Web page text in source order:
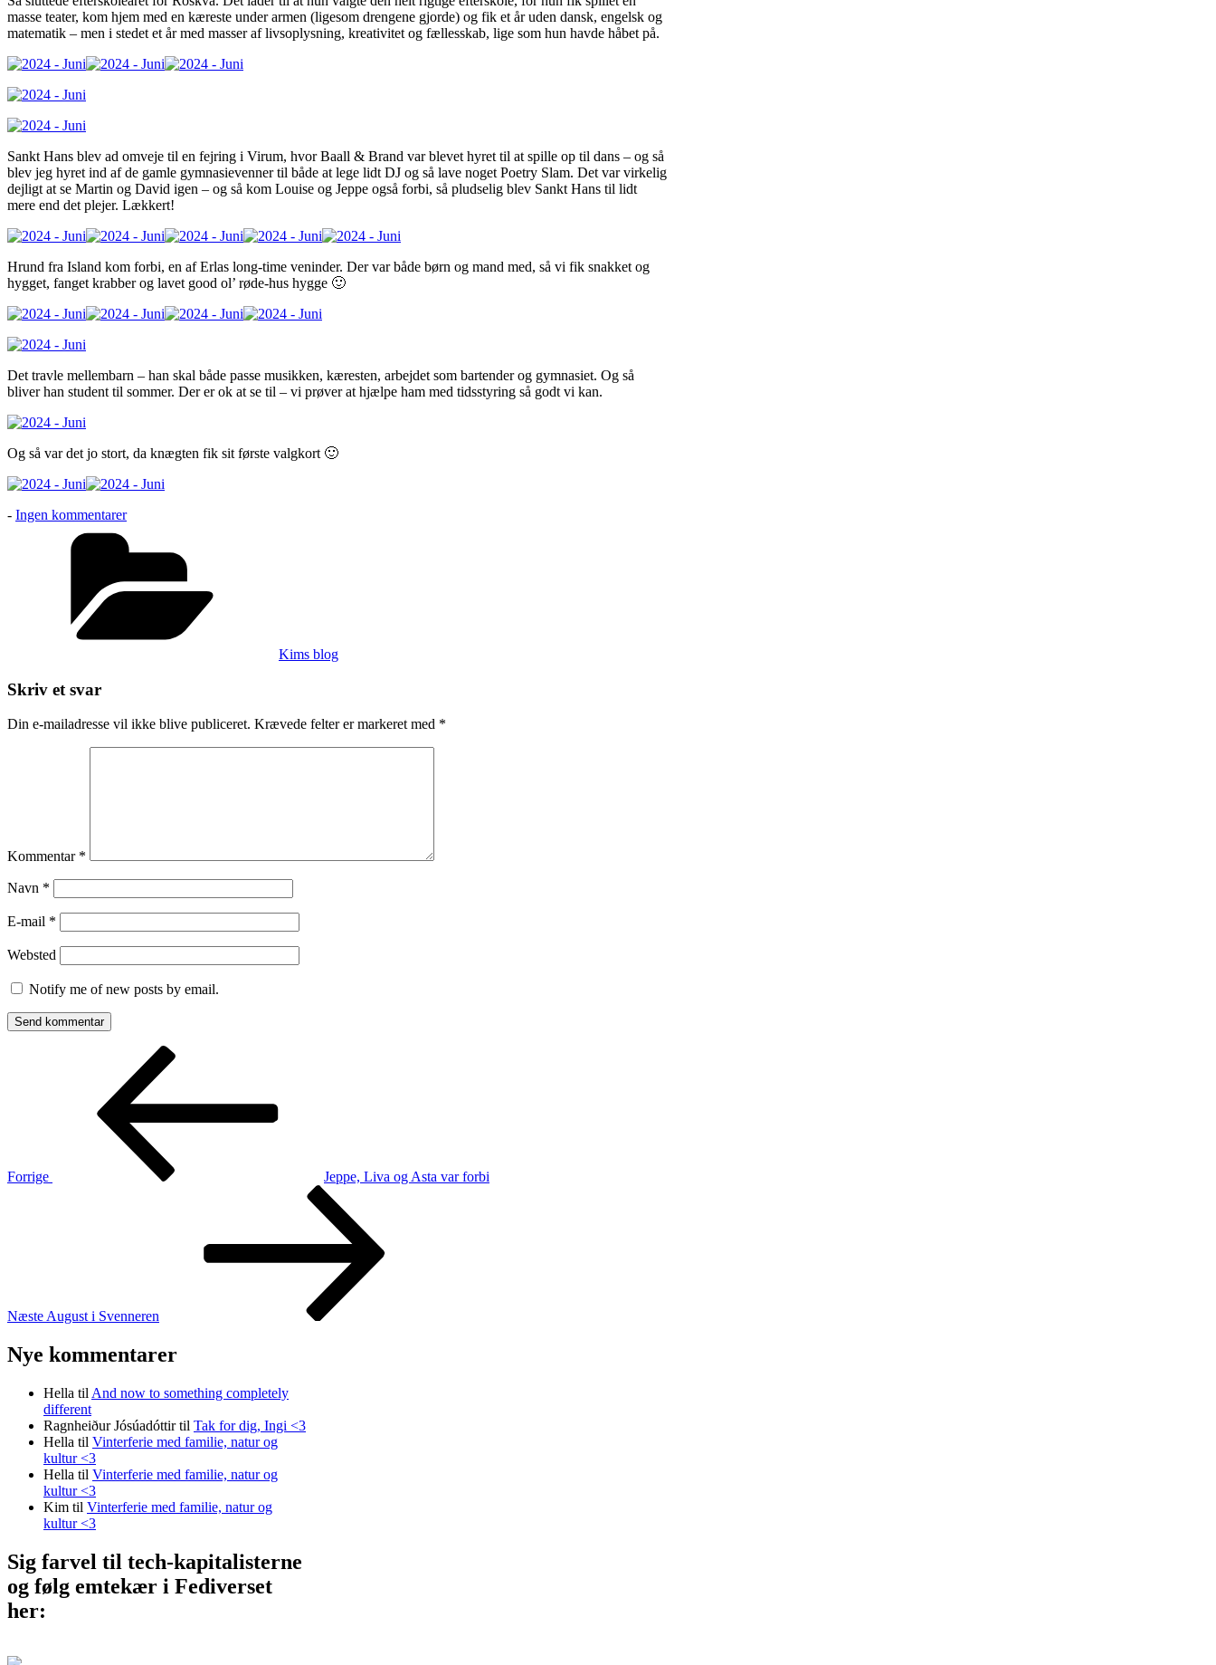
masse teater, kom hjem med en kæreste under armen (ligesom drengene gjorde) og fik et år uden dansk, engelsk og
matematik – men i stedet et år med masser af livsoplysning, kreativitet og fællesskab, lige som hun havde håbet på.
Sankt Hans blev ad omveje til en fejring i Virum, hvor Baall & Brand var blevet hyret til at spille op til dans – og så
blev jeg hyret ind af de gamle gymnasievenner til både at lege lidt DJ og så lave noget Poetry Slam. Det var virkelig
dejligt at se Martin og David igen – og så kom Louise og Jeppe også forbi, så pludselig blev Sankt Hans til lidt
mere end det plejer. Lækkert!
Hrund fra Island kom forbi, en af Erlas long-time veninder. Der var både børn og mand med, så vi fik snakket og
hygget, fanget krabber og lavet good ol’ røde-hus hygge 🙂
Det travle mellembarn – han skal både passe musikken, kæresten, arbejdet som bartender og gymnasiet. Og så
bliver han student til sommer. Der er ok at se til – vi prøver at hjælpe ham med tidsstyring så godt vi kan.
Og så var det jo stort, da knægten fik sit første valgkort 🙂
- Ingen kommentarertil
i
Kims blog
Skriv et svar
Din e-mailadresse vil ikke blive publiceret. Krævede felter er markeret med *
Kommentar *
Navn *
E-mail *
Websted
Notify me of new posts by email.
Indlægsnavigation
Forrige
Jeppe, Liva og Asta var forbi
Næste August i Svenneren
Nye kommentarer
Hella til And now to something completely
different
Ragnheiður Jósúadóttirtil Tak for dig, Ingi <3
Hella til Vinterferie med familie, natur og
kultur <3
Hella til Vinterferie med familie, natur og
kultur <3
Kim til Vinterferie med familie, natur og
kultur <3
Sig farvel til tech-kapitalisterne
og følg emtekær i Fediverset
her: